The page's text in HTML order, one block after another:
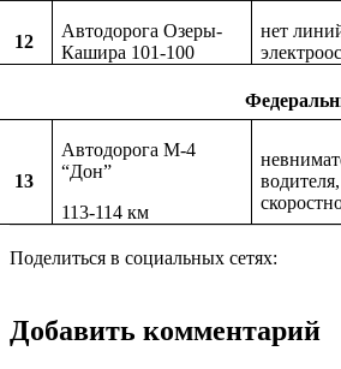
12
Автодорога Озеры-
Кашира 101-100
нет
13
Автодорога М-4
“Дон”
113-114 км
Поделиться в социальных сетях:
Добавить комментарий